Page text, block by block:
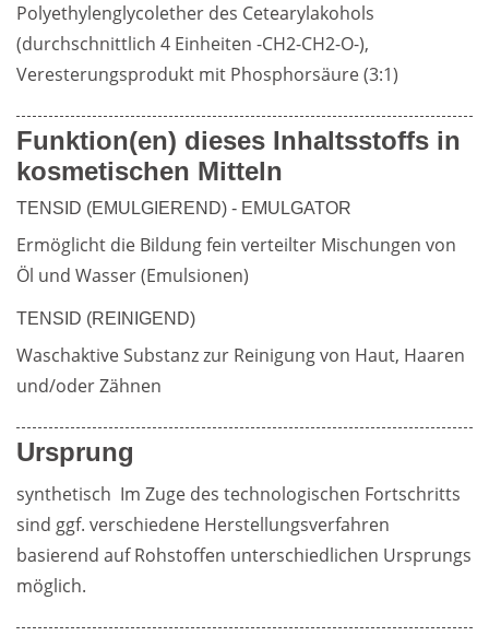
Produktsicherheit
Weiterführende
Polyethylenglycolether des Cetearylakohols
(durchschnittlich 4 Einheiten -CH2-CH2-O-),
Veresterungsprodukt mit Phosphorsäure (3:1)
Funktion(en) dieses Inhaltsstoffs in
kosmetischen Mitteln
TENSID (EMULGIEREND) - EMULGATOR
Ermöglicht die Bildung fein verteilter Mischungen von
Öl und Wasser (Emulsionen)
TENSID (REINIGEND)
Waschaktive Substanz zur Reinigung von Haut, Haaren
und/oder Zähnen
Ursprung
synthetisch  Im Zuge des technologischen Fortschritts
sind ggf. verschiedene Herstellungsverfahren
basierend auf Rohstoffen unterschiedlichen Ursprungs
möglich.